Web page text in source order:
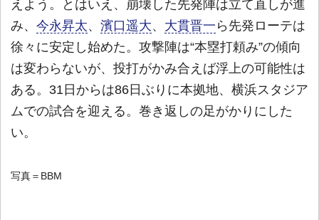
えよう。とはいえ、崩壊した先発陣は立て直しが進
み、 今永昇太、 濱口遥大、 大貫晋一 ら先発ローテは
徐々に安定し始めた。攻撃陣は“本塁打頼み”の傾向
は変わらないが、投打がかみ合えば浮上の可能性は
ある。31日からは86日ぶりに本拠地、横浜スタジア
ムでの試合を迎える。巻き返しの足がかりにした
い。
写真＝BBM